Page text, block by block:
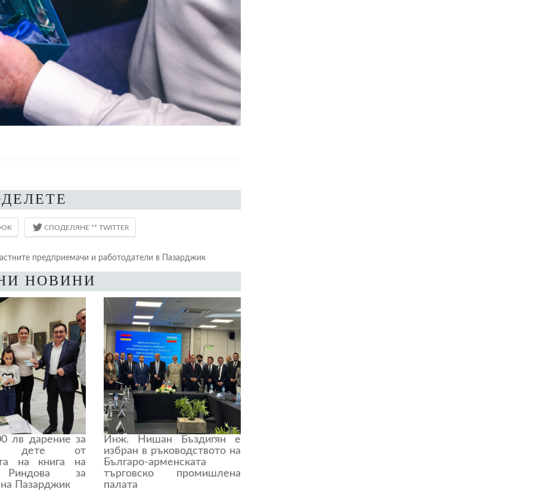
предприемачи и работодатели в Пазарджик
НОВИНИ
лв дарение за
дете от
на книга на
Риндова за
Пазарджик
Инж. Нишан Бъздигян е
избран в ръководството на
Българо-арменската
търговско промишлена
палата